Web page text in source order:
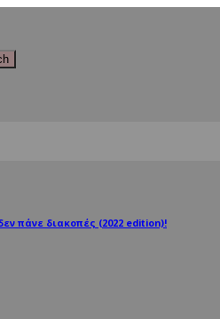
πάνε διακοπές (2022 edition)!